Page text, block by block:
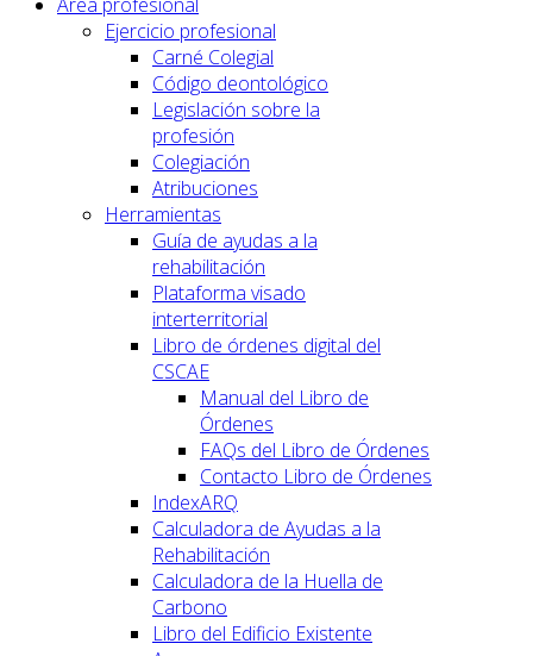
Ejercicio profesional
Carné Colegial
Código deontológico
Legislación sobre la
profesión
Colegiación
Atribuciones
Herramientas
Guía de ayudas a la
rehabilitación
Plataforma visado
interterritorial
Libro de órdenes digital del
CSCAE
Manual del Libro de
Órdenes
FAQs del Libro de Órdenes
Contacto Libro de Órdenes
IndexARQ
Calculadora de Ayudas a la
Rehabilitación
Calculadora de la Huella de
Carbono
Libro del Edificio Existente